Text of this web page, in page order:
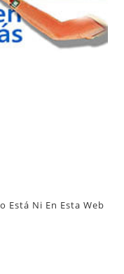
Está Ni En Esta Web